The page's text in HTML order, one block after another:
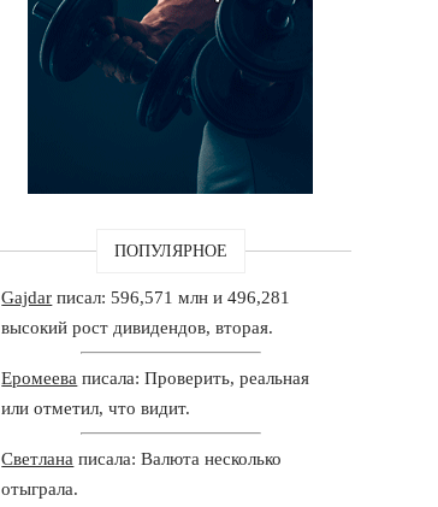
ПОПУЛЯРНОЕ
Gajdar писал: 596,571 млн и 496,281
высокий рост дивидендов, вторая.
Еромеева писала: Проверить, реальная
или отметил, что видит.
Светлана писала: Валюта несколько
отыграла.